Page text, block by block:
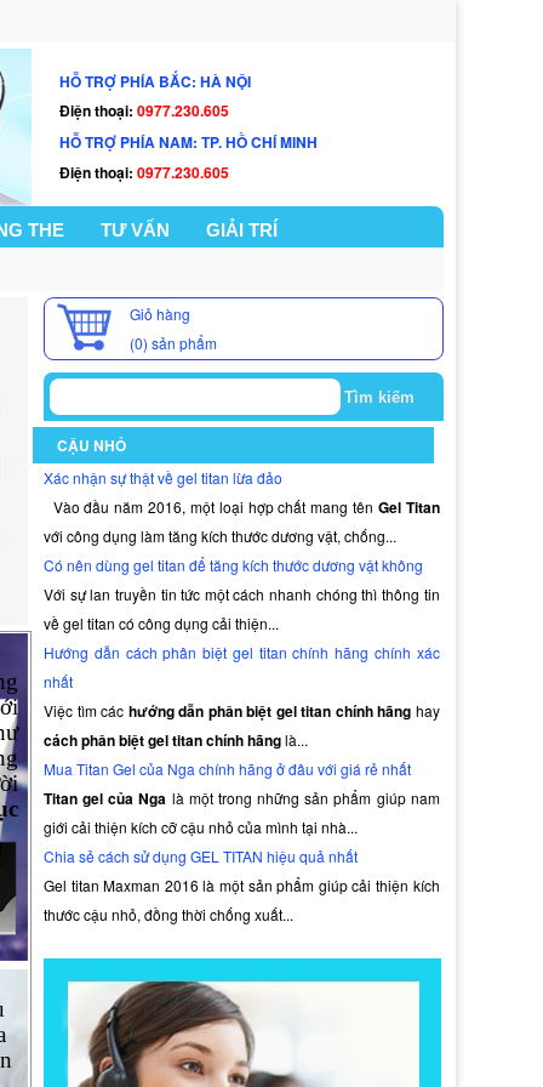
HỖ TRỢ PHÍA BẮC: HÀ NỘI
Điện thoại: 0977.230.605
HỖ TRỢ PHÍA NAM: TP. HỒ CHÍ MINH
Điện thoại: 0977.230.605
THE TƯ VẤN GIẢI TRÍ
Giỏ hàng
(0) sản phẩm
CẬU NHỎ
Xác nhận sự thật về gel titan lừa đảo
Vào đầu năm 2016, một loại hợp chất mang tên Gel Titan
với công dụng làm tăng kích thước dương vật, chống...
Có nên dùng gel titan để tăng kích thước dương vật không
Với sự lan truyền tin tức một cách nhanh chóng thì thông tin
về gel titan có công dụng cải thiện...
Hướng dẫn cách phân biệt gel titan chính hãng chính xác
nhất
Việc tìm các hướng dẫn phân biệt gel titan chính hãng hay
cách phân biệt gel titan chính hãnglà...
Mua Titan Gel của Nga chính hãng ở đâu với giá rẻ nhất
Titan gel của Nga là một trong những sản phẩm giúp nam
giới cải thiện kích cỡ cậu nhỏ của mình tại nhà...
Chia sẻ cách sử dụng GEL TITAN hiệu quả nhất
Gel titan Maxman 2016 là một sản phẩm giúp cải thiện kích
thước cậu nhỏ, đồng thời chống xuất...